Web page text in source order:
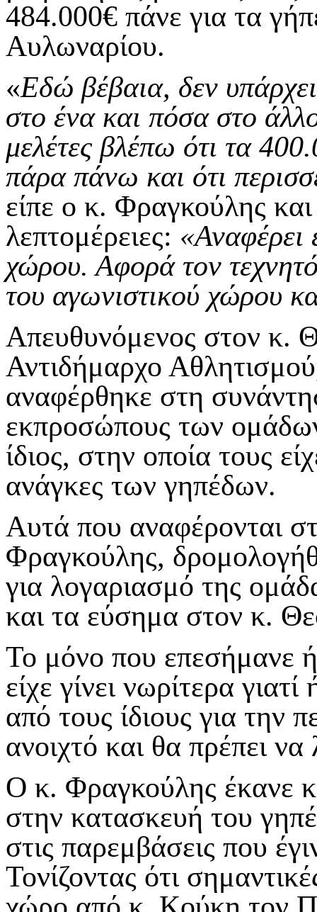
484.000€ πάνε για τα
Αυλωναρίου.
«Εδώ βέβαια, δεν
στο ένα και πόσα στο
μελέτες βλέπω ότι τα
πάρα πάνω και ότι
είπε ο κ. Φραγκούλης
λεπτομέρειες: «Αναφέρει
χώρου. Αφορά τον
του αγωνιστικού χώρου
Απευθυνόμενος στον κ.
Αντιδήμαρχο
αναφέρθηκε στη
εκπροσώπους των
ίδιος, στην οποία τους
ανάγκες των γηπέδων.
Αυτά που αναφέρονται
Φραγκούλης,
για λογαριασμό της
και τα εύσημα στον κ.
Το μόνο που επεσήμανε
είχε γίνει νωρίτερα
από τους ίδιους για την
ανοιχτό και θα πρέπει
Ο κ. Φραγκούλης έκανε
στην κατασκευή του
στις παρεμβάσεις που
Τονίζοντας ότι